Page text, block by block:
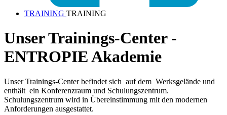
TRAINING TRAINING
Unser Trainings-Center -
ENTROPIE Akademie
Unser Trainings-Center befindet sich auf dem Werksgelände und
enthält ein Konferenzraum und Schulungszentrum.
Schulungszentrum wird in Übereinstimmung mit den modernen
Anforderungen ausgestattet.